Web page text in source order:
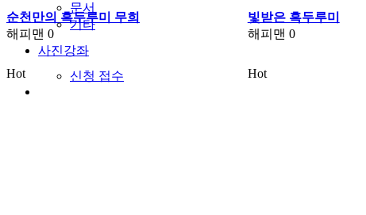
문서
기타
사진강좌
신청 접수
순천만의 흑두루미 무희
해피맨 0
빛받은 흑두루미
해피맨 0
Hot Hot